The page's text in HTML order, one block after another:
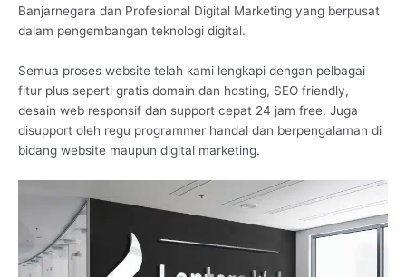
Banjarnegara dan Profesional Digital Marketing yang berpusat
dalam pengembangan teknologi digital.
Semua proses website telah kami lengkapi dengan pelbagai
fitur plus seperti gratis domain dan hosting, SEO friendly,
desain web responsif dan support cepat 24 jam free. Juga
disupport oleh regu programmer handal dan berpengalaman di
bidang website maupun digital marketing.